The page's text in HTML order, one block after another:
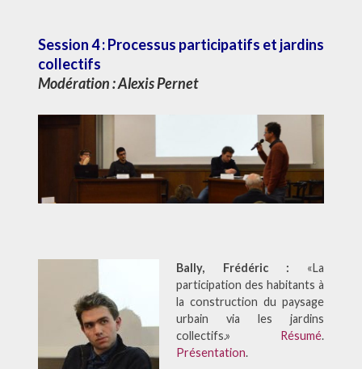
Session 4 : Processus participatifs et jardins
collectifs
Modération :Alexis Pernet
Bally, Frédéric : «La
participation des habitants à
la construction du paysage
urbain via les jardins
collectifs.» Résumé.
Présentation.